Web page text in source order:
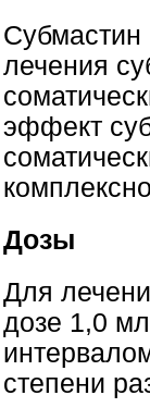
лечения
эффект
Дозы
Для
дозе 1,0
степени